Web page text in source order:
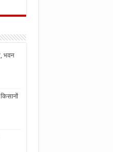
भवन